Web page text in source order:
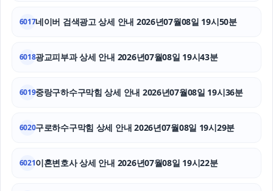
신용카드현금화
수원마약변호사
6017네이버 검색광고 상세 안내 2026년07월08일 19시50분
6018광교피부과 상세 안내 2026년07월08일 19시43분
6019중랑구하수구막힘 상세 안내 2026년07월08일 19시36분
6020구로하수구막힘 상세 안내 2026년07월08일 19시29분
6021이혼변호사 상세 안내 2026년07월08일 19시22분